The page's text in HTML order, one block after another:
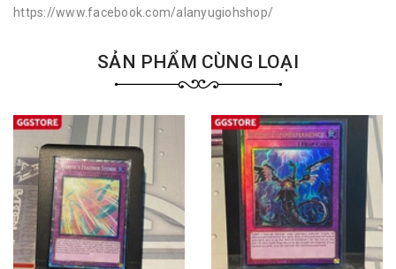
https://www.facebook.com/alanyugiohshop/
SẢN PHẨM CÙNG LOẠI